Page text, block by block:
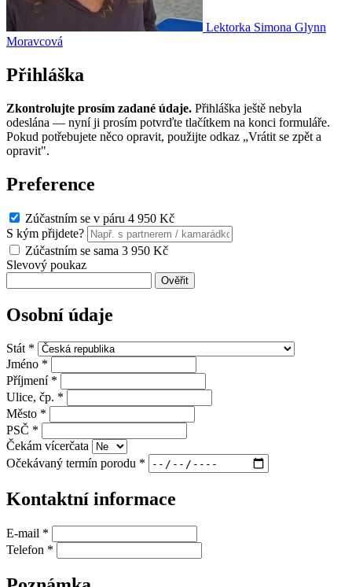
Lektorka Simona Glynn
Moravcová
Přihláška
Zkontrolujte prosím zadané údaje. Přihláška ještě nebyla
odeslána — nyní ji prosím potvrďte tlačítkem na konci formuláře.
Pokud potřebujete něco opravit, použijte odkaz „Vrátit se zpět a
opravit".
Preference
Zúčastním se v páru 4 950 Kč
S kým přijdete?
Zúčastním se sama 3 950 Kč
Slevový poukaz
Ověřit
Osobní údaje
Stát *
Jméno *
Příjmení *
Ulice, čp. *
Město *
PSČ *
Čekám vícerčata
Očekávaný termín porodu *
Kontaktní informace
E-mail *
Telefon *